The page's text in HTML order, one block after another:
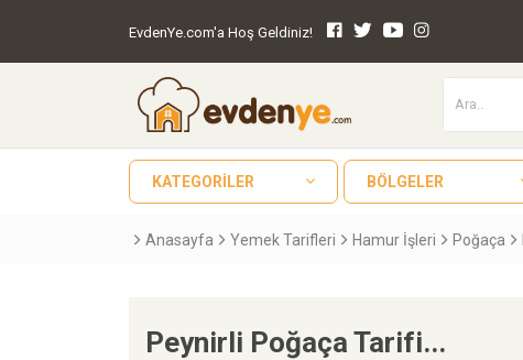
EvdenYe.com'a Hoş Geldiniz!
KATEGORILER BÖLGELER
Anasayfa Yemek Tarifleri Hamur İşleri Poğaça
Peynirli Poğaça Tarifi...